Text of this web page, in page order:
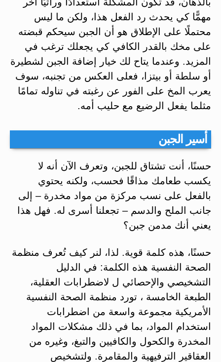
مهمًّا كي يحدث رد الفعل هذا، ولكن ما ليس
محتملًا على الإطلاق هو أن الجبن سيحكم قبضته
على مخك بالقدر الكافي كي يجعلك ترغب في
المزيد. وعندما يتاح لك خيار إضافة الجبن لشطيرة
أو سلطة أو بيتزا، فعلى العكس من تجنبه، سوف
يعرب المخ على الفور عن رغبته في تناوله تمامًا
مثلما يفعل الرضيع مع حليب أمه.
أسير الجبن
حسنًا، أنت تشتاق للجبن، وتعرف الآن أنه لا
يكسب طعامك مذاقًا فحسب، ولكنه يحتوي
بالفعل على نسب مركزة من مواد مخدرة – إلى
جانب الملح والدسم – تجعلنا أسرى له. فهل هذا
يعني أنك مدمن جبن؟
حسنًا، هذه كلمة قوية. لذا، لنر كيف تُعرف منظمة
الصحة النفسية هذه الكلمة: في الدليل
التشخيصي والإحصائي ل لاضطرابات العقلية،
الطبعة الخامسة ، تورد منظمة الصحة النفسية
الأمريكية مجموعة واسعة من اضطرابات
استخدام المواد، بما في ذلك مشكلات المواد
المخدرة والكحول والكافيين والتبغ، وغيره من
العقاقير الترفيهية والمقامرة. ولتشخيص